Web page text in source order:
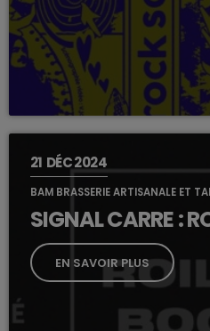
21 DÉC 2024
BAM BRASSERIE ARTISANALE ET
SIGNAL CARRE :
EN SAVOIR PLUS